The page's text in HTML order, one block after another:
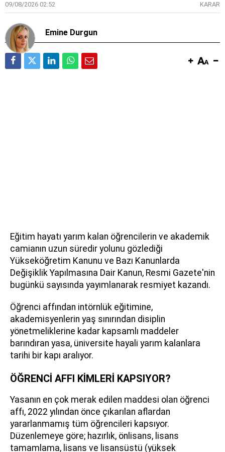
09/08/2026 02:52 KARAR
Emine Durgun
Eğitim hayatı yarım kalan öğrencilerin ve akademik
camianın uzun süredir yolunu gözlediği
Yükseköğretim Kanunu ve Bazı Kanunlarda
Değişiklik Yapılmasına Dair Kanun, Resmi Gazete'nin
bugünkü sayısında yayımlanarak resmiyet kazandı.
Öğrenci affından intörnlük eğitimine,
akademisyenlerin yaş sınırından disiplin
yönetmeliklerine kadar kapsamlı maddeler
barındıran yasa, üniversite hayali yarım kalanlara
tarihi bir kapı aralıyor.
ÖĞRENCİ AFFI KİMLERİ KAPSIYOR?
Yasanın en çok merak edilen maddesi olan öğrenci
affı, 2022 yılından önce çıkarılan aflardan
yararlanmamış tüm öğrencileri kapsıyor.
Düzenlemeye göre; hazırlık, önlisans, lisans
tamamlama, lisans ve lisansüstü (yüksek